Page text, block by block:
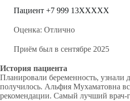
иПациент +7 999 13XXXXX
Оценка: Отлично
Приём был в сентябре 2025
История пациента
Планировали беременность, узнали
получилось. Альфия Мухаматовна
рекомендации. Самый лучший врач-